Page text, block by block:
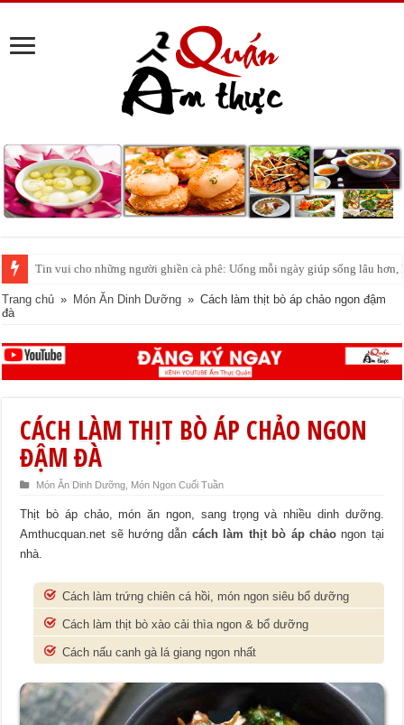
Tin vui cho những người ghiền cà phê: Uống mỗi ngày giúp sống lâu hơn,
Trang chủ » Món Ăn Dinh Dưỡng » Cách làm thịt bò áp chảo ngon đậm
đà
CÁCH LÀM THỊT BÒ ÁP CHẢO NGON
ĐẬM ĐÀ
Món Ăn Dinh Dưỡng Món Ngon Cuối Tuần
Thịt bò áp chảo, món ăn ngon, sang trọng và nhiều dinh dưỡng.
Amthucquan.net sẽ hướng dẫn cách làm thịt bò áp chảongon tại
nhà.
Cách làm trứng chiên cá hồi, món ngon siêu bổ dưỡng
Cách làm thịt bò xào cải thìa ngon & bổ dưỡng
Cách nấu canh gà lá giang ngon nhất